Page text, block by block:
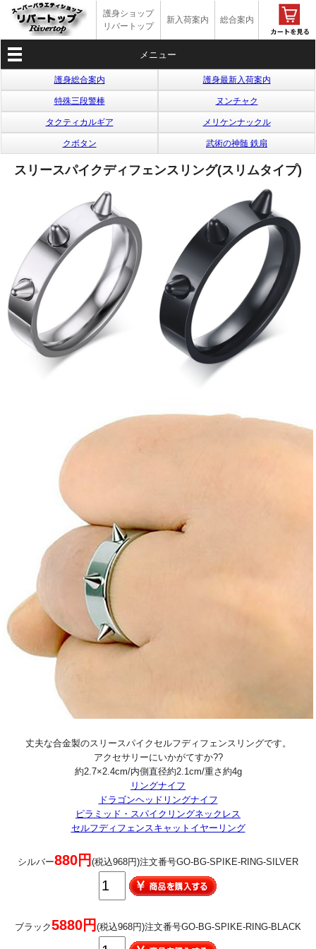
護身ショップ
リバートップ
新入荷案内 総合案内
メニュー
護身総合案内 護身最新入荷案内
特殊三段警棒 ヌンチャク
タクティカルギア メリケンナックル
クボタン 武術の神髄 鉄扇
スリースパイクディフェンスリング(スリムタイプ)
丈夫な合金製のスリースパイクセルフディフェンスリングです。
アクセサリーにいかがてすか??
約2.7×2.4cm/内側直径約2.1cm/重さ約4g
リングナイフ
ドラゴンヘッドリングナイフ
ピラミッド・スパイクリングネックレス
セルフディフェンスキャットイヤーリング
シルバー880円 (税込968円)注文番号GO-BG-SPIKE-RING-SILVER
ブラック5880円 (税込968円)注文番号GO-BG-SPIKE-RING-BLACK